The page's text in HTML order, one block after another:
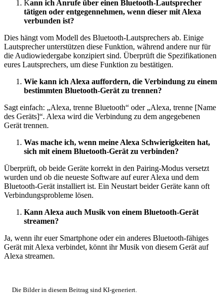
Kann ich Anrufe über einen Bluetooth-Lautsprecher
tätigen oder entgegennehmen, wenn dieser mit Alexa
verbunden ist?
Dies hängt vom Modell des Bluetooth-Lautsprechers ab. Einige
Lautsprecher unterstützen diese Funktion, während andere nur für
die Audiowiedergabe konzipiert sind. Überprüft die Spezifikationen
eures Lautsprechers, um diese Funktion zu bestätigen.
Wie kann ich Alexa auffordern, die Verbindung zu einem
bestimmten Bluetooth-Gerät zu trennen?
Sagt einfach: „Alexa, trenne Bluetooth“ oder „Alexa, trenne [Name
des Geräts]“. Alexa wird die Verbindung zu dem angegebenen
Gerät trennen.
Was mache ich, wenn meine Alexa Schwierigkeiten hat,
sich mit einem Bluetooth-Gerät zu verbinden?
Überprüft, ob beide Geräte korrekt in den Pairing-Modus versetzt
wurden und ob die neueste Software auf eurer Alexa und dem
Bluetooth-Gerät installiert ist. Ein Neustart beider Geräte kann oft
Verbindungsprobleme lösen.
Kann Alexa auch Musik von einem Bluetooth-Gerät
streamen?
Ja, wenn ihr euer Smartphone oder ein anderes Bluetooth-fähiges
Gerät mit Alexa verbindet, könnt ihr Musik von diesem Gerät auf
Alexa streamen.
Die Bilder in diesem Beitrag sind KI-generiert.